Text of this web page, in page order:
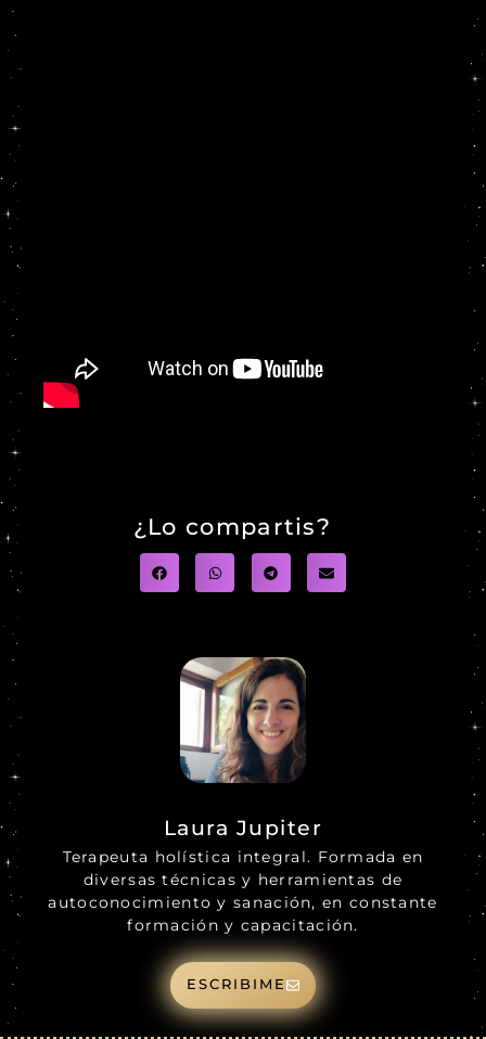
¿Lo compartis?
Laura Jupiter
Terapeuta holística integral. Formada en
diversas técnicas y herramientas de
autoconocimiento y sanación, en constante
formación y capacitación.
ESCRIBIME